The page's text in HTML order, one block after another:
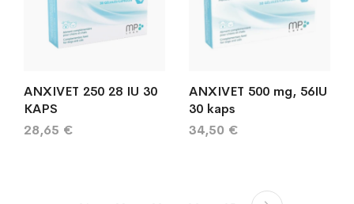
ANXIVET 250 28 IU 30
KAPS
28,65 €
ANXIVET 500 mg, 56IU
30 kaps
34,50 €